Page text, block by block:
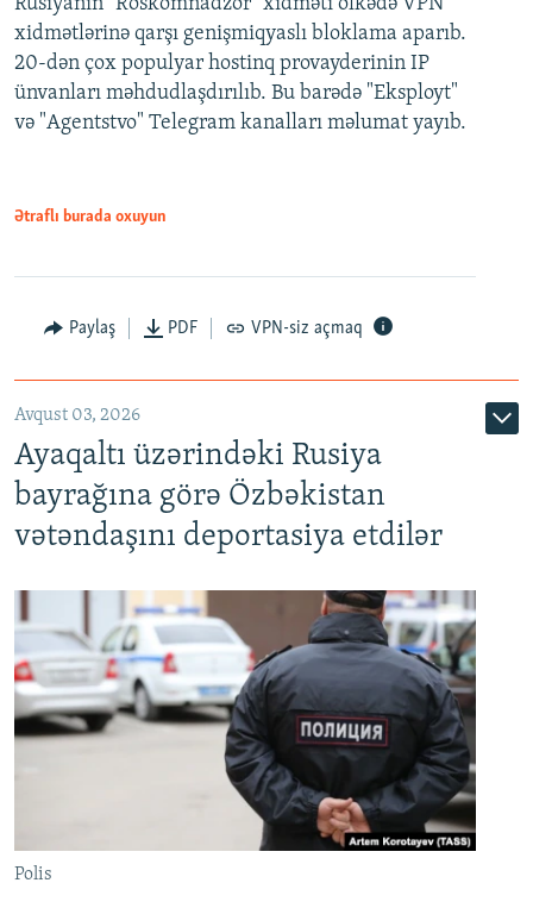
xidmətlərinə qarşı genişmiqyaslı bloklama aparıb.
20-dən çox populyar hostinq provayderinin IP
ünvanları məhdudlaşdırılıb. Bu barədə "Eksployt"
və "Agentstvo" Telegram kanalları məlumat yayıb.
Ətraflı burada oxuyun
Paylaş PDF VPN-siz açmaq
Avqust 03, 2026
Ayaqaltı üzərindəki Rusiya
bayrağına görə Özbəkistan
vətəndaşını deportasiya etdilər
Polis